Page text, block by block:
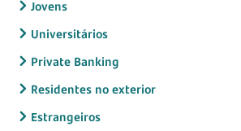
Jovens
Universitários
Private Banking
Residentes no exterior
Estrangeiros